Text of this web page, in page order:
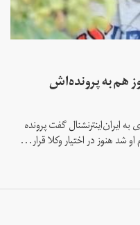
هم به پرونده‌اش
ایران‌اینترنشنال گفت پرونده
شد هنوز در اختیار وکلا قرار...